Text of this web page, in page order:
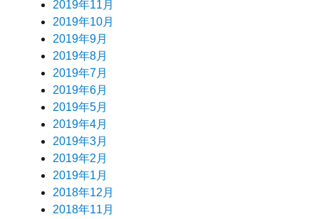
2019年11月
2019年10月
2019年9月
2019年8月
2019年7月
2019年6月
2019年5月
2019年4月
2019年3月
2019年2月
2019年1月
2018年12月
2018年11月